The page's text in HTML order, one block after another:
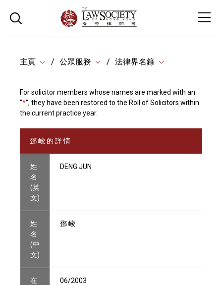
主頁 公眾服務 法律界名錄
For solicitor members whose names are marked with an
"*", they have been restored to the Roll of Solicitors within
the current practice year.
鄧 峻 的 詳 情
姓
名
(英
文)
DENG JUN
姓
名
(中
文)
鄧 峻
在
06/2003